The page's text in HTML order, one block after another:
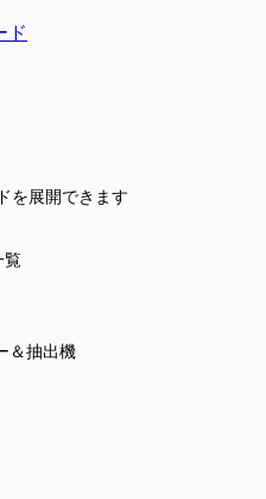
ド
を展開できます
覧
＆抽出機